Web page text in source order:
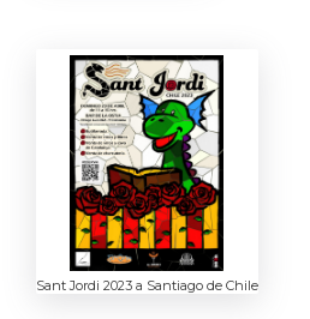
Sant Jordi 2023 a Santiago de Chile